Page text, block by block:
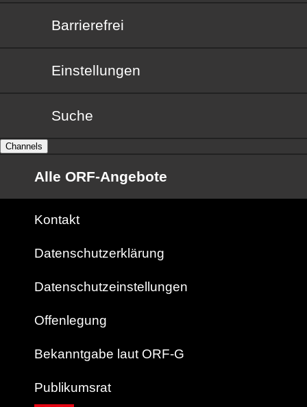
Barrierefrei
Barrierefrei
Einstellungen
Suche
Channels
Alle ORF-Angebote
Kontakt
Datenschutzerklärung
Datenschutzeinstellungen
Offenlegung
Bekanntgabe laut ORF-G
Publikumsrat